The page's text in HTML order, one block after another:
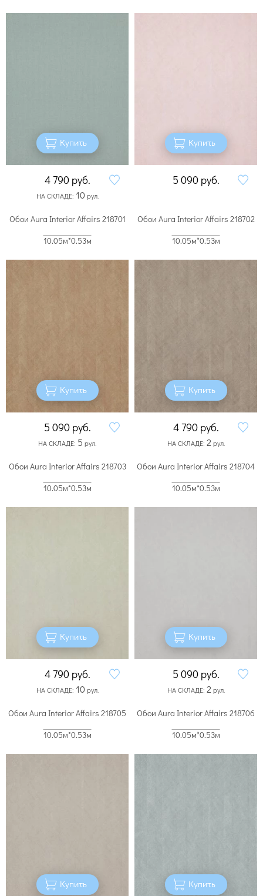
Купить
4 790 руб.
НА СКЛАДЕ: 10рул.
Купить
5 090 руб.
Обои Aura Interior Affairs 218701
10.05м*0.53м
Купить
5 090 руб.
НА СКЛАДЕ: 5 рул.
Обои Aura Interior Affairs 218702
10.05м*0.53м
Купить
4 790 руб.
НА СКЛАДЕ: 2 рул.
Обои Aura Interior Affairs 218703
10.05м*0.53м
Купить
4 790 руб.
НА СКЛАДЕ: 10рул.
Обои Aura Interior Affairs 218704
10.05м*0.53м
Купить
5 090 руб.
НА СКЛАДЕ: 2рул.
Обои Aura Interior Affairs 218705
10.05м*0.53м
Купить
Обои Aura Interior Affairs 218706
10.05м*0.53м
Купить